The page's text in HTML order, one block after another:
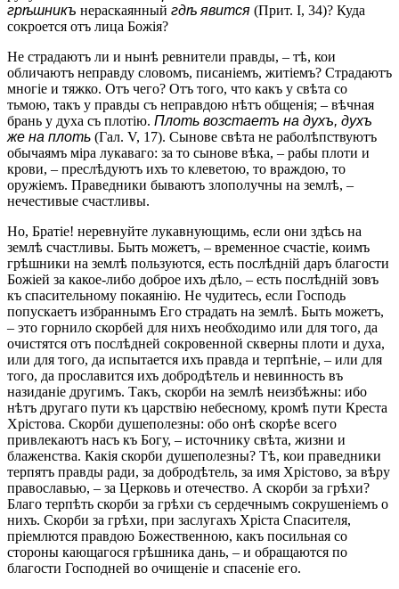
грѣшникъ нераскаянный гдѣ явится (Прит. I, 34)? Куда
сокроется отъ лица Божія?
Не страдаютъ ли и нынѣ ревнители правды, – тѣ, кои
обличаютъ неправду словомъ, писаніемъ, житіемъ? Страдаютъ
многіе и тяжко. Отъ чего? Отъ того, что какъ у свѣта со
тьмою, такъ у правды съ неправдою нѣтъ общенія; – вѣчная
брань у духа съ плотію. Плоть возстаетъ на духъ, духъ
же на плоть (Гал. V, 17). Сынове свѣта не раболѣпствуютъ
обычаямъ міра лукаваго: за то сынове вѣка, – рабы плоти и
крови, – преслѣдуютъ ихъ то клеветою, то враждою, то
оружіемъ. Праведники бываютъ злополучны на землѣ, –
нечестивые счастливы.
Но, Братіе! неревнуйте лукавнующимь, если они здѣсь на
землѣ счастливы. Быть можетъ, – временное счастіе, коимъ
грѣшники на землѣ пользуются, есть послѣдній даръ благости
Божіей за какое-либо доброе ихъ дѣло, – есть послѣдній зовъ
къ спасительному покаянію. Не чудитесь, если Господь
попускаетъ избраннымъ Его страдать на землѣ. Быть можетъ,
– это горнило скорбей для нихъ необходимо или для того, да
очистятся отъ послѣдней сокровенной скверны плоти и духа,
или для того, да испытается ихъ правда и терпѣніе, – или для
того, да прославится ихъ добродѣтель и невинность въ
назиданіе другимъ. Такъ, скорби на землѣ неизбѣжны: ибо
нѣтъ другаго пути къ царствію небесному, кромѣ пути Креста
Хрістова. Скорби душеполезны: обо онѣ скорѣе всего
привлекаютъ насъ къ Богу, – источнику свѣта, жизни и
блаженства. Какія скорби душеполезны? Тѣ, кои праведники
терпятъ правды ради, за добродѣтель, за имя Хрістово, за вѣру
православью, – за Церковь и отечество. А скорби за грѣхи?
Благо терпѣть скорби за грѣхи съ сердечнымъ сокрушеніемъ о
нихъ. Скорби за грѣхи, при заслугахъ Хріста Спасителя,
пріемлются правдою Божественною, какъ посильная со
стороны кающагося грѣшника дань, – и обращаются по
благости Господней во очищеніе и спасеніе его.